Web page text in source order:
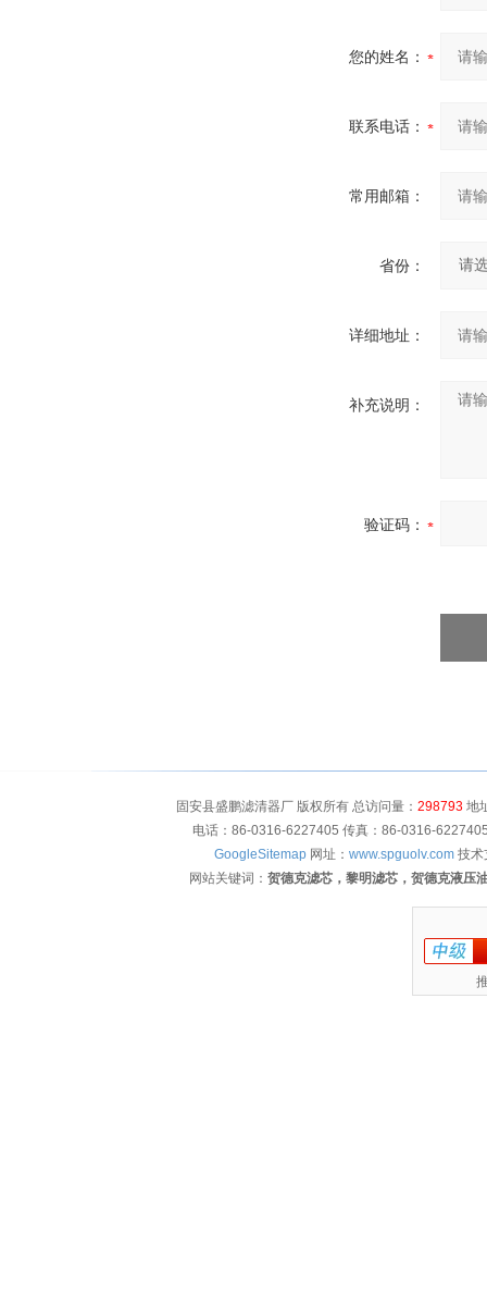
您的姓名：
联系电话：
常用邮箱：
省份：
详细地址：
补充说明：
验证码：
固安县盛鹏滤清器厂 版权所有 总访问量： 298793地
电话：86-0316-6227405 传真：86-0316-
GoogleSitemap 网址： www.spguolv.com 技术
网站关键词： 贺德克滤芯，黎明滤芯，贺德克液压